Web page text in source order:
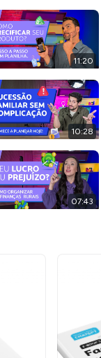
11:20
10:28
07:43